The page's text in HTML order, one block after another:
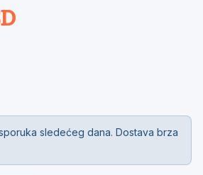
sledećeg dana. Dostava brza